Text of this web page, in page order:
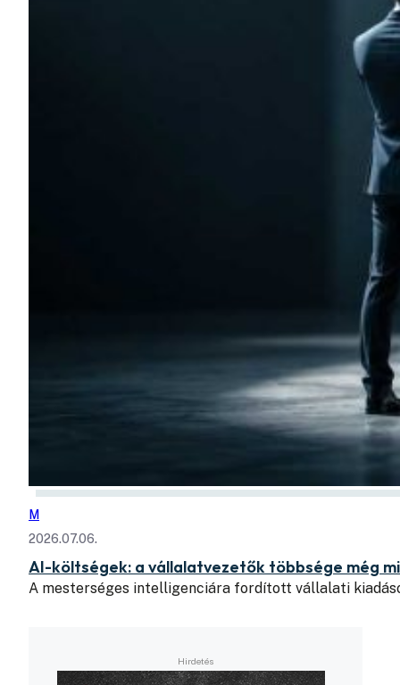
M
2026.07.06.
AI-költségek: a vállalatvezetők többsége még
A mesterséges intelligenciára fordított vállalati